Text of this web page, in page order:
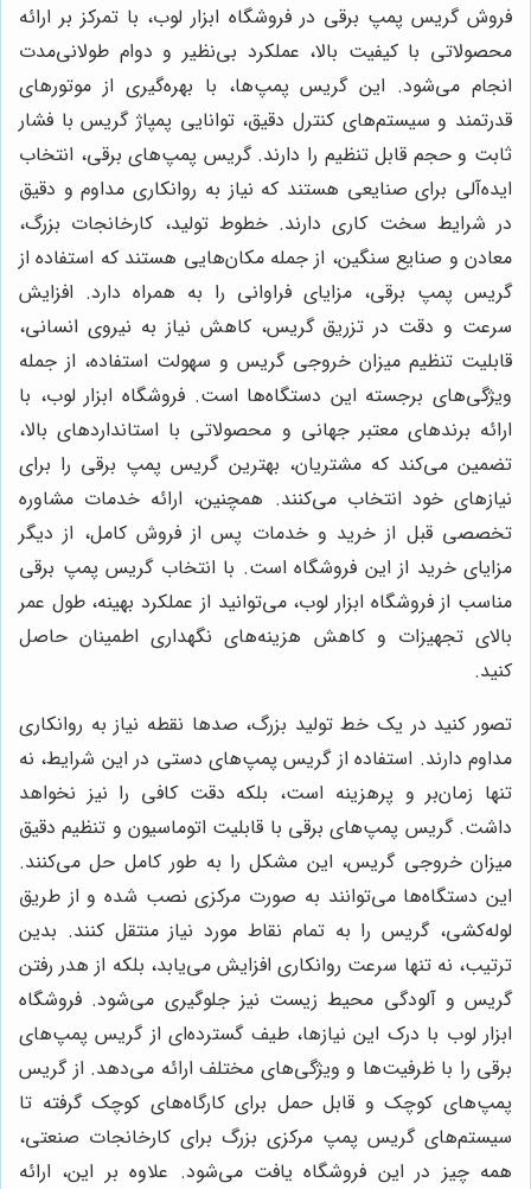
فروش گریس پمپ برقی در فروشگاه ابزار لوب، با تمرکز بر ارائه
محصولاتی با کیفیت بالا، عملکرد بی‌نظیر و دوام طولانی‌مدت
انجام می‌شود. این گریس پمپ‌ها، با بهره‌گیری از موتورهای
قدرتمند و سیستم‌های کنترل دقیق، توانایی پمپاژ گریس با فشار
ثابت و حجم قابل تنظیم را دارند. گریس پمپ‌های برقی، انتخاب
ایده‌آلی برای صنایعی هستند که نیاز به روانکاری مداوم و دقیق
در شرایط سخت کاری دارند. خطوط تولید، کارخانجات بزرگ،
معادن و صنایع سنگین، از جمله مکان‌هایی هستند که استفاده از
گریس پمپ برقی، مزایای فراوانی را به همراه دارد. افزایش
سرعت و دقت در تزریق گریس، کاهش نیاز به نیروی انسانی،
قابلیت تنظیم میزان خروجی گریس و سهولت استفاده، از جمله
ویژگی‌های برجسته این دستگاه‌ها است. فروشگاه ابزار لوب، با
ارائه برندهای معتبر جهانی و محصولاتی با استانداردهای بالا،
تضمین می‌کند که مشتریان، بهترین گریس پمپ برقی را برای
نیازهای خود انتخاب می‌کنند. همچنین، ارائه خدمات مشاوره
تخصصی قبل از خرید و خدمات پس از فروش کامل، از دیگر
مزایای خرید از این فروشگاه است. با انتخاب گریس پمپ برقی
مناسب از فروشگاه ابزار لوب، می‌توانید از عملکرد بهینه، طول عمر
بالای تجهیزات و کاهش هزینه‌های نگهداری اطمینان حاصل
کنید.
تصور کنید در یک خط تولید بزرگ، صدها نقطه نیاز به روانکاری
مداوم دارند. استفاده از گریس پمپ‌های دستی در این شرایط، نه
تنها زمان‌بر و پرهزینه است، بلکه دقت کافی را نیز نخواهد
داشت. گریس پمپ‌های برقی با قابلیت اتوماسیون و تنظیم دقیق
میزان خروجی گریس، این مشکل را به طور کامل حل می‌کنند.
این دستگاه‌ها می‌توانند به صورت مرکزی نصب شده و از طریق
لوله‌کشی، گریس را به تمام نقاط مورد نیاز منتقل کنند. بدین
ترتیب، نه تنها سرعت روانکاری افزایش می‌یابد، بلکه از هدر رفتن
گریس و آلودگی محیط زیست نیز جلوگیری می‌شود. فروشگاه
ابزار لوب با درک این نیازها، طیف گسترده‌ای از گریس پمپ‌های
برقی را با ظرفیت‌ها و ویژگی‌های مختلف ارائه می‌دهد. از گریس
پمپ‌های کوچک و قابل حمل برای کارگاه‌های کوچک گرفته تا
سیستم‌های گریس پمپ مرکزی بزرگ برای کارخانجات صنعتی،
همه چیز در این فروشگاه یافت می‌شود. علاوه بر این، ارائه